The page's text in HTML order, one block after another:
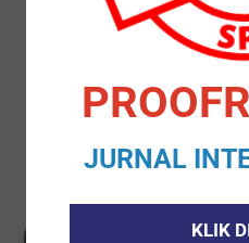
INSTITUT TEKNOLOGI
JURNAL
KLIK